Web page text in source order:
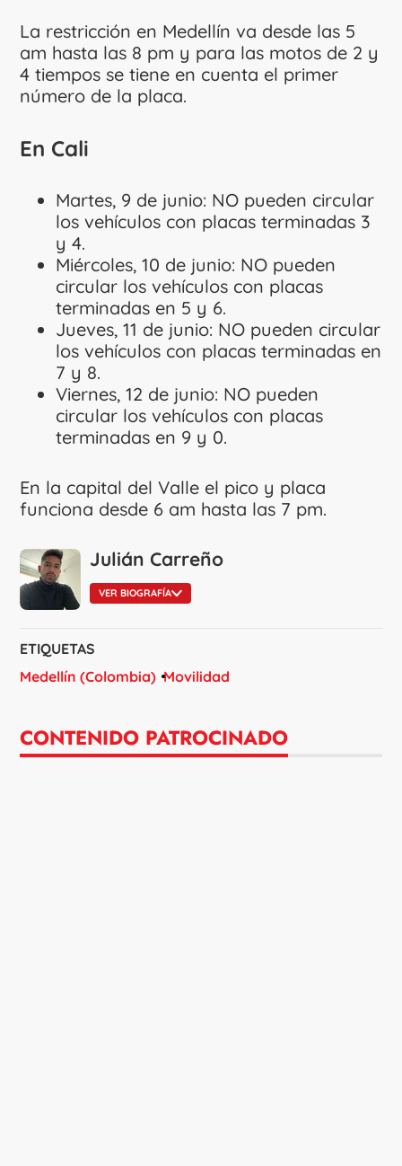
La restricción en Medellín va desde las 5
am hasta las 8 pm y para las motos de 2 y
4 tiempos se tiene en cuenta el primer
número de la placa.
En Cali
Martes, 9 de junio: NO pueden circular
los vehículos con placas terminadas 3
y 4.
Miércoles, 10 de junio: NO pueden
circular los vehículos con placas
terminadas en 5 y 6.
Jueves, 11 de junio: NO pueden circular
los vehículos con placas terminadas en
7 y 8.
Viernes, 12 de junio: NO pueden
circular los vehículos con placas
terminadas en 9 y 0.
En la capital del Valle el pico y placa
funciona desde 6 am hasta las 7 pm.
Julián Carreño
VER BIOGRAFÍA
ETIQUETAS
Medellín (Colombia) Movilidad
CONTENIDO PATROCINADO